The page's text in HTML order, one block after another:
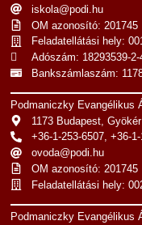
iskola@podi.hu
OM azonosító: 201745
Feladatellátási hely:
Adószám: 18293539-2-
Bankszámlaszám:
Podmaniczky Evangélikus
1173 Budapest, Gyökér
+36-1-253-6507, +36-
ovoda@podi.hu
OM azonosító: 201745
Feladatellátási hely:
Podmaniczky Evangélikus